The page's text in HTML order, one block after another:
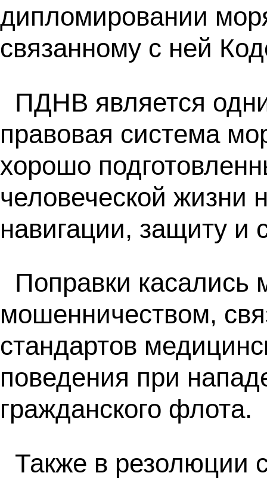
дипломировании
связанному с ней
ПДНВ является
правовая система
хорошо
человеческой жизни
навигации, защиту и
Поправки
мошенничеством,
стандартов
поведения при
гражданского флота.
Также в резолюции